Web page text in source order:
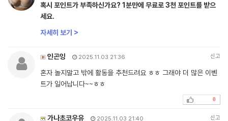
혹시 포인트가 부족하신가요? 1분만에 무료로 3천 포인트를 받으
세요.
자세히 보기 >
인곤잉 2025.11.03 21:36 신고
혼자 놀지말고 밖에 활동을 추천드려요 ㅎㅎ 그래야 더 많은 이벤
트가 일어납니다~~ㅎㅎ
0
가나초코우유 2025.11.03 21:40 신고